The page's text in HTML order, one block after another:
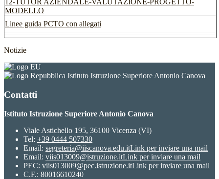
12-TUTOR AZIENDALE-VALUTAZIONE-PROGETTO-
MODELLO
Linee guida PCTO con allegati
Notizie
Istituto Istruzione Superiore Antonio Canova
Contatti
Istituto Istruzione Superiore Antonio Canova
Viale Astichello 195, 36100 Vicenza (VI)
Tel: +39 0444 507330
Email: segreteria@iiscanova.edu.itLink per inviare una mail
Email: viis013009@istruzione.itLink per inviare una mail
PEC: viis013009@pec.istruzione.itLink per inviare una mail
C.F.: 80016610240